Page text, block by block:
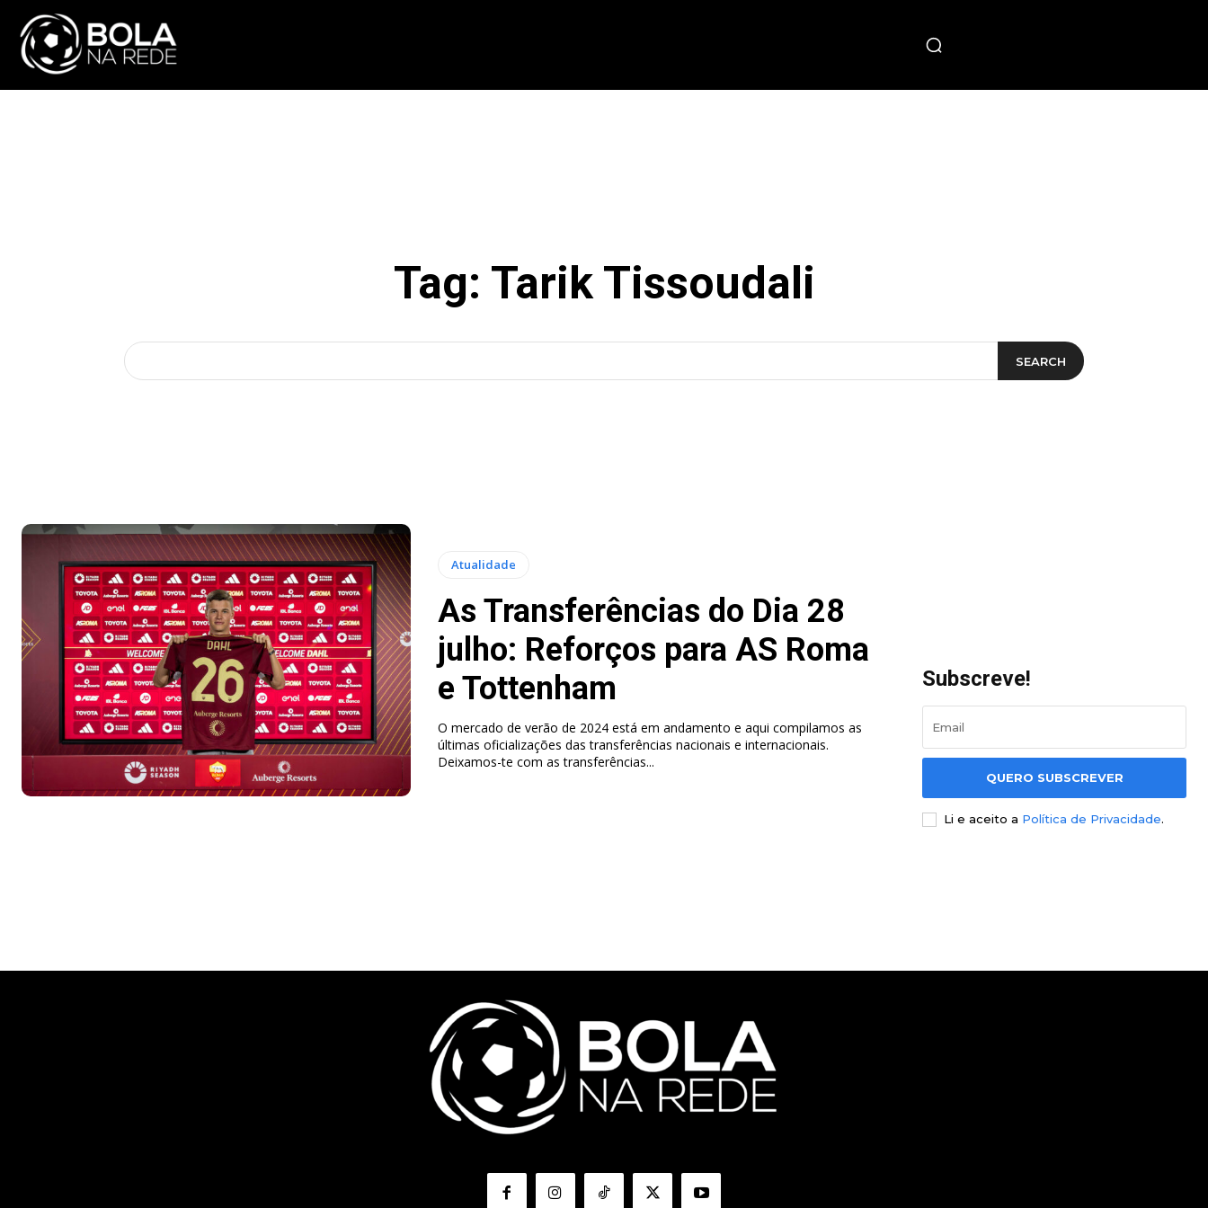
Tag: Tarik Tissoudali
SEARCH
Atualidade
As Transferências do Dia 28
julho: Reforços para AS Roma
e Tottenham
O mercado de verão de 2024 está em andamento e aqui compilamos as
últimas oficializações das transferências nacionais e internacionais.
Deixamos-te com as transferências...
Subscreve!
QUERO SUBSCREVER
Li e aceito a Política de Privacidade.